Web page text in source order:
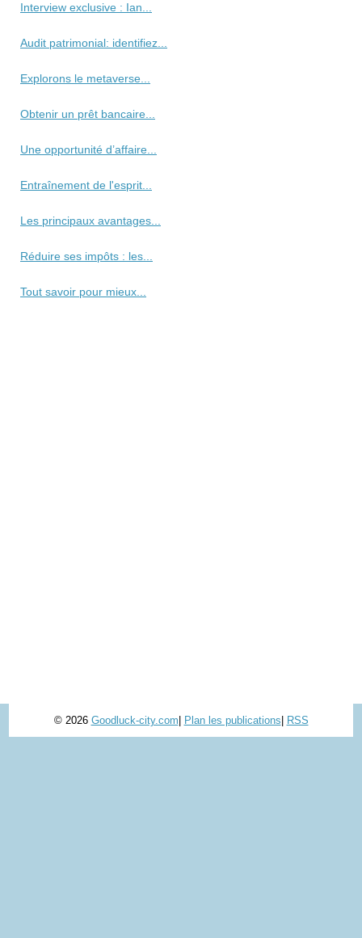
Interview exclusive : Ian...
Audit patrimonial: identifiez...
Explorons le metaverse...
Obtenir un prêt bancaire...
Une opportunité d’affaire...
Entraînement de l'esprit...
Les principaux avantages...
Réduire ses impôts : les...
Tout savoir pour mieux...
© 2026 Goodluck-city.com Plan les publications RSS